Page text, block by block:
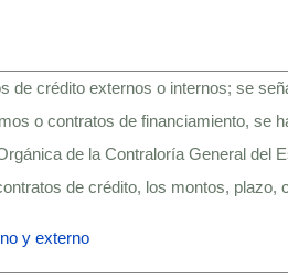
de crédito externos o internos; se
o contratos de financiamiento, se
de la Contraloría General del
de crédito, los montos, plazo,
y externo